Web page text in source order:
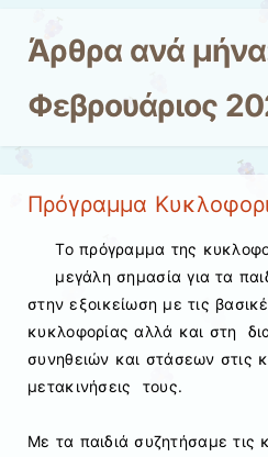
Άρθρα ανά
Φεβρουάριος
Πρόγραμμα
Το πρόγραμμα της
μεγάλη σημασία για τα
στην εξοικείωση με τις
κυκλοφορίας αλλά και στη
συνηθειών και στάσεων στις
μετακινήσεις τους.
Με τα παιδιά συζητήσαμε τις